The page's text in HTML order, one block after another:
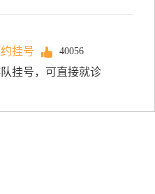
挂号 40056
挂号，可直接就诊